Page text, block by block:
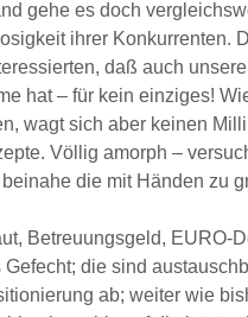
gehe es doch
ihrer Konkurrenten.
daß auch
hat – für kein einziges!
wagt sich aber keinen
Völlig amorph –
die mit Händen zu
Betreuungsgeld, EURO-
die sind
ab; weiter wie